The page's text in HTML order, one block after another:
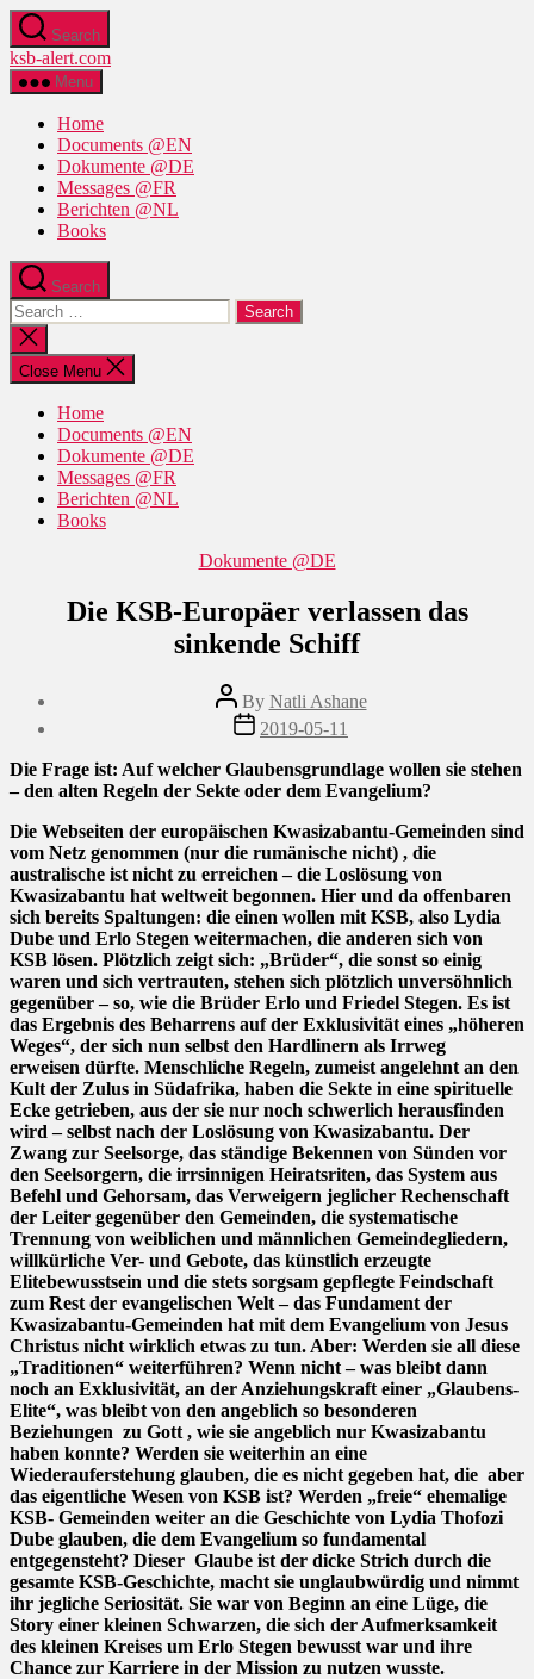
Skip
to
the
content
Search
ksb-alert.com
Menu
Home
Documents @EN
Dokumente @DE
Messages @FR
Berichten @NL
Books
Search
Search
for:
Close
search
Close Menu
Home
Documents @EN
Dokumente @DE
Messages @FR
Berichten @NL
Books
Categories
Dokumente @DE
Die KSB-Europäer verlassen das
sinkende Schiff
Post
author
By Natli Ashane
Post
date
2019-05-11
Die Frage ist: Auf welcher Glaubensgrundlage wollen sie stehen
– den alten Regeln der Sekte oder dem Evangelium?
Die Webseiten der europäischen Kwasizabantu-Gemeinden sind
vom Netz genommen (nur die rumänische nicht) , die
australische ist nicht zu erreichen – die Loslösung von
Kwasizabantu hat weltweit begonnen. Hier und da offenbaren
sich bereits Spaltungen: die einen wollen mit KSB, also Lydia
Dube und Erlo Stegen weitermachen, die anderen sich von
KSB lösen. Plötzlich zeigt sich: „Brüder“, die sonst so einig
waren und sich vertrauten, stehen sich plötzlich unversöhnlich
gegenüber – so, wie die Brüder Erlo und Friedel Stegen. Es ist
das Ergebnis des Beharrens auf der Exklusivität eines „höheren
Weges“, der sich nun selbst den Hardlinern als Irrweg
erweisen dürfte. Menschliche Regeln, zumeist angelehnt an den
Kult der Zulus in Südafrika, haben die Sekte in eine spirituelle
Ecke getrieben, aus der sie nur noch schwerlich herausfinden
wird – selbst nach der Loslösung von Kwasizabantu. Der
Zwang zur Seelsorge, das ständige Bekennen von Sünden vor
den Seelsorgern, die irrsinnigen Heiratsriten, das System aus
Befehl und Gehorsam, das Verweigern jeglicher Rechenschaft
der Leiter gegenüber den Gemeinden, die systematische
Trennung von weiblichen und männlichen Gemeindegliedern,
willkürliche Ver- und Gebote, das künstlich erzeugte
Elitebewusstsein und die stets sorgsam gepflegte Feindschaft
zum Rest der evangelischen Welt – das Fundament der
Kwasizabantu-Gemeinden hat mit dem Evangelium von Jesus
Christus nicht wirklich etwas zu tun. Aber: Werden sie all diese
„Traditionen“ weiterführen? Wenn nicht – was bleibt dann
noch an Exklusivität, an der Anziehungskraft einer „Glaubens-
Elite“, was bleibt von den angeblich so besonderen
Beziehungen zu Gott , wie sie angeblich nur Kwasizabantu
haben konnte? Werden sie weiterhin an eine
Wiederauferstehung glauben, die es nicht gegeben hat, die aber
das eigentliche Wesen von KSB ist? Werden „freie“ ehemalige
KSB- Gemeinden weiter an die Geschichte von Lydia Thofozi
Dube glauben, die dem Evangelium so fundamental
entgegensteht? Dieser Glaube ist der dicke Strich durch die
gesamte KSB-Geschichte, macht sie unglaubwürdig und nimmt
ihr jegliche Seriosität. Sie war von Beginn an eine Lüge, die
Story einer kleinen Schwarzen, die sich der Aufmerksamkeit
des kleinen Kreises um Erlo Stegen bewusst war und ihre
Chance zur Karriere in der Mission zu nutzen wusste.